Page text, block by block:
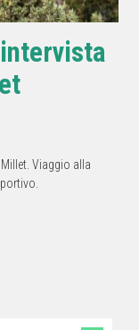
Viaggio alla